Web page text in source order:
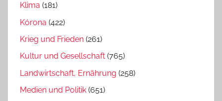
Klima (181)
Kórona (422)
Krieg und Frieden (261)
Kultur und Gesellschaft (765)
Landwirtschaft, Ernährung (258)
Medien und Politik (651)